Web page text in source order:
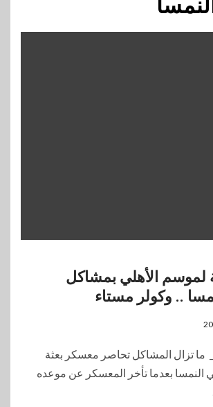
لموسم الأهلي بمشاكل
.. وكولر مستاء
تزال المشاكل تحاصر معسكر بعثة
النمسا بعدما تأخر المعسكر عن موعده